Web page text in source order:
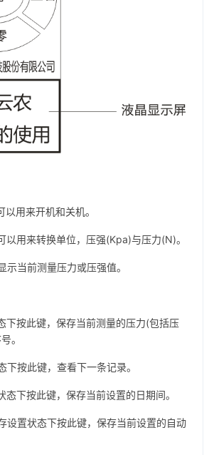
用来开机和关机。
来转换单位，压强(Kpa)与压力(N)。
当前测量压力或压强值。
按此键，保存当前测量的压力(包括压
。
按此键，查看下一条记录。
按此键，保存当前设置的日期间。
置状态下按此键，保存当前设置的自动